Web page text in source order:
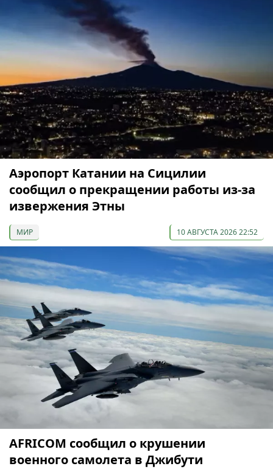
Аэропорт Катании на Сицилии
сообщил о прекращении работы из-за
извержения Этны
МИР 10 АВГУСТА 2026 22:52
AFRICOM сообщил о крушении
военного самолета в Джибути